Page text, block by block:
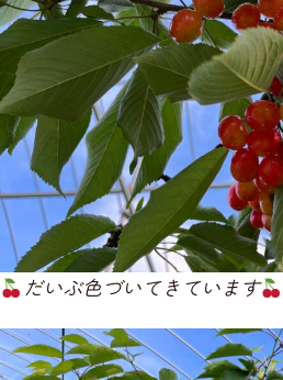
だいぶ色づいてきています